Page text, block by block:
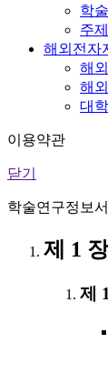
학
주
해외전자
해
해
대
이용약관
닫기
학술연구정보
제 1
제